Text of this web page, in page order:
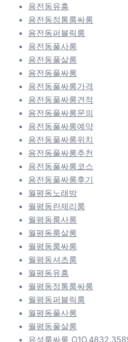
용전동유흥
용전동정통룸싸롱
용전동퍼블릭룸
용전동풀사롱
용전동풀살롱
용전동풀싸롱
용전동풀싸롱가격
용전동풀싸롱견적
용전동풀싸롱문의
용전동풀싸롱예약
용전동풀싸롱위치
용전동풀싸롱추천
용전동풀싸롱코스
용전동풀싸롱후기
월평동노래방
월평동란제리룸
월평동룸사롱
월평동룸살롱
월평동룸싸롱
월평동셔츠룸
월평동유흥
월평동정통룸싸롱
월평동퍼블릭룸
월평동풀사롱
월평동풀살롱
유성룸싸롱